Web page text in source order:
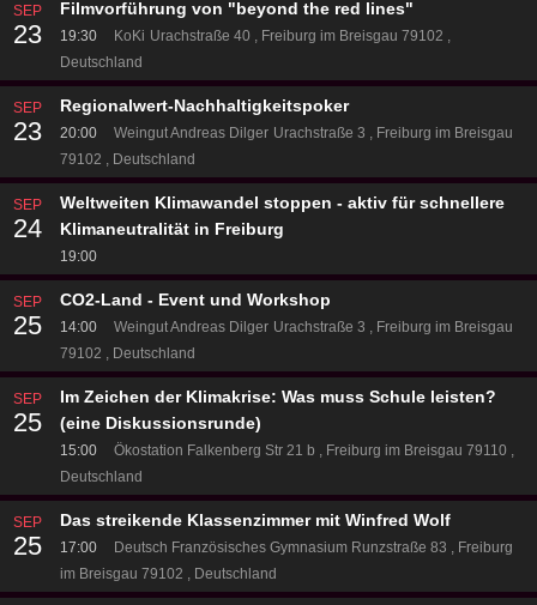
SEP
23
Filmvorführung von "beyond the red lines"
19:30 KoKi Urachstraße 40
Freiburg im Breisgau 79102
Deutschland
SEP
23
Regionalwert-Nachhaltigkeitspoker
20:00 Weingut Andreas Dilger Urachstraße 3
Freiburg im Breisgau
79102
Deutschland
SEP
24
Weltweiten Klimawandel stoppen - aktiv für schnellere
Klimaneutralität in Freiburg
19:00
SEP
25
CO2-Land - Event und Workshop
14:00 Weingut Andreas Dilger Urachstraße 3
Freiburg im Breisgau
79102
Deutschland
SEP
25
Im Zeichen der Klimakrise: Was muss Schule leisten?
(eine Diskussionsrunde)
15:00 Ökostation Falkenberg Str 21 b
Freiburg im Breisgau 79110
Deutschland
SEP
25
Das streikende Klassenzimmer mit Winfred Wolf
17:00 Deutsch Französisches Gymnasium Runzstraße 83
Freiburg
im Breisgau 79102
Deutschland